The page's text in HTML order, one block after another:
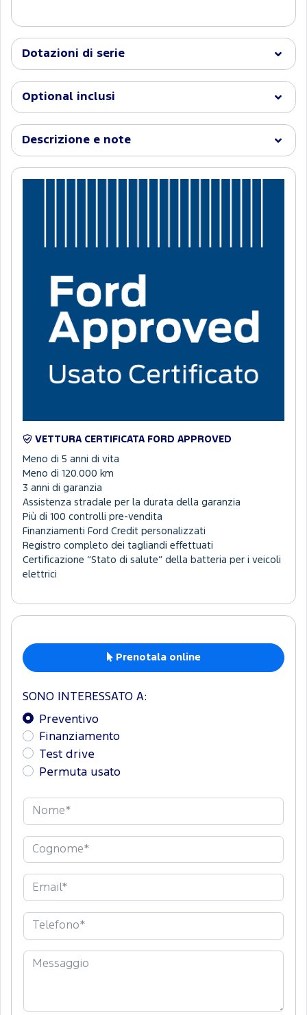
Dotazioni di serie
Optional inclusi
Descrizione e note
VETTURA CERTIFICATA FORD APPROVED
Meno di 5 anni di vita
Meno di 120.000 km
3 anni di garanzia
Assistenza stradale per la durata della garanzia
Più di 100 controlli pre-vendita
Finanziamenti Ford Credit personalizzati
Registro completo dei tagliandi effettuati
Certificazione “Stato di salute” della batteria per i veicoli
elettrici
Prenotala online
SONO INTERESSATO A:
Preventivo
Finanziamento
Test drive
Permuta usato